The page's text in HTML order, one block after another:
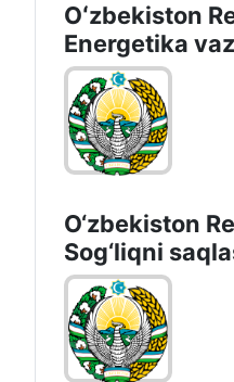
Oʻzbekiston
Energetika
O‘zbеkistоn
Sоg‘liqni